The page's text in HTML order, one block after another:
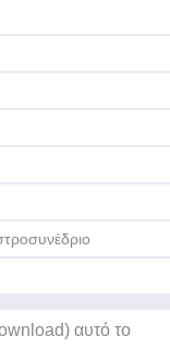
αυτό το